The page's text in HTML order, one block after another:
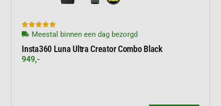

Meestal binnen een dag bezorgd
Insta360 Luna Ultra Creator Combo Black
949,-